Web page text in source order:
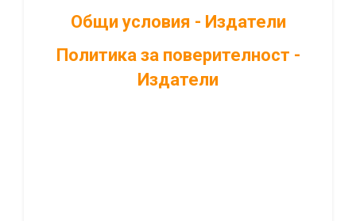
Общи условия - Издатели
Политика за поверителност -
Издатели